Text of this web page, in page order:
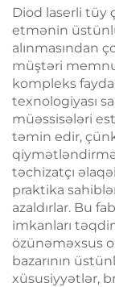
və
Üzün
Emalı, Çəki
Bədənin
Diod laserli tüy
etmənin
alınmasından
müştəri
kompleks
texnologiyası
müəssisələri
təmin edir,
təchizatçı
praktika
azaldırlar. Bu
imkanları
özünəməxsus
bazarının
xüsusiyyətlər,